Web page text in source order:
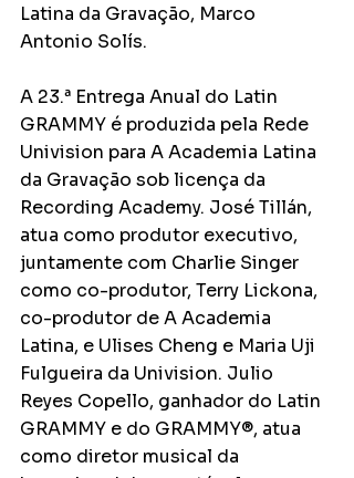
Latina da Gravação, Marco
Antonio Solís.
A 23.ª Entrega Anual do Latin
GRAMMY é produzida pela Rede
Univision para A Academia Latina
da Gravação sob licença da
Recording Academy. José Tillán,
atua como produtor executivo,
juntamente com Charlie Singer
como co-produtor, Terry Lickona,
co-produtor de A Academia
Latina, e Ulises Cheng e Maria Uji
Fulgueira da Univision. Julio
Reyes Copello, ganhador do Latin
GRAMMY e do GRAMMY®, atua
como diretor musical da